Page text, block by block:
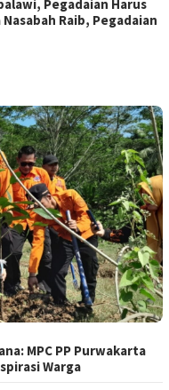
Pegadaian Harus
Raib, Pegadaian
MPC PP Purwakarta
Warga